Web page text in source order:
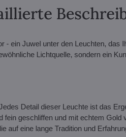
- ein Juwel unter den Leuchten, das
Lichtquelle, sondern ein
Detail dieser Leuchte ist das
geschliffen und mit echtem
auf eine lange Tradition und